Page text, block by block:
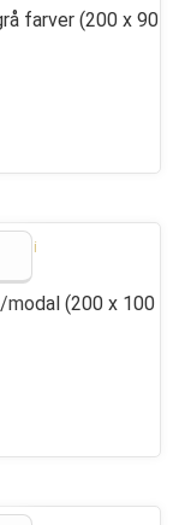
farver (200 x 90
modal (200 x 100